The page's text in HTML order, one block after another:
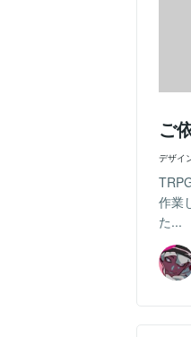
ご
デザイ
作業
た...